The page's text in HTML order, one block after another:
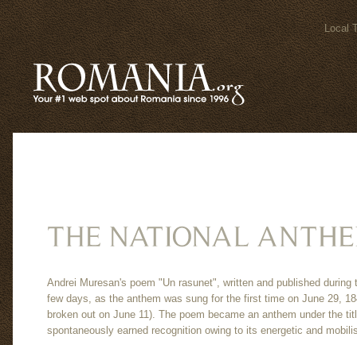
Local
Andrei Muresan's poem "Un rasunet", written and published
few days, as the anthem was sung for the first time on June 29,
broken out on June 11). The poem became an anthem under the
spontaneously earned recognition owing to its energetic and